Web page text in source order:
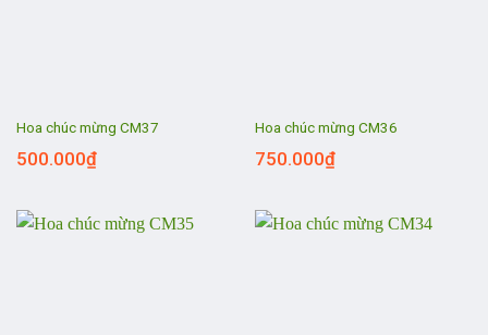
Hoa chúc mừng CM37
500.000₫
Hoa chúc mừng CM36
750.000₫